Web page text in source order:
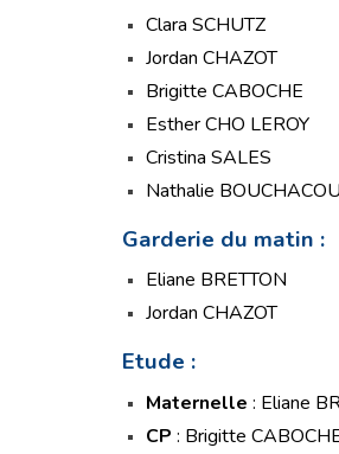
Clara SCHUTZ
Jordan CHAZOT
Brigitte CABOCHE
Esther CHO LEROY
Cristina SALES
Nathalie
Garderie du matin :
Eliane BRETTON
Jordan CHAZOT
Etude :
Maternelle : Eliane
CP : Brigitte